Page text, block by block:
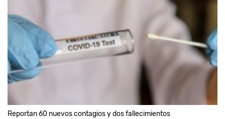
Reportan 60 nuevos contagios y dos fallecimientos